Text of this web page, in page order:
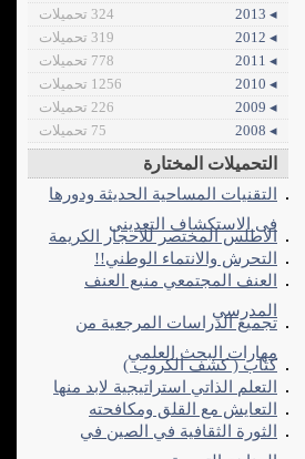
◂ 2013
324 تحميلات
◂ 2012
319 تحميلات
◂ 2011
778 تحميلات
◂ 2010
1256 تحميلات
◂ 2009
226 تحميلات
◂ 2008
75 تحميلات
التحميلات المختارة
التقنيات المساحية الحديثة ودورها
فى الاستكشاف التعدينى
الاطلس المختصر للاحجار الكريمة
التحرش والانتماء الوطني!!
العنف المجتمعي منبع العنف
المدرسي
تجميع الدراسات المرجعية من
مهارات البحث العلمي
كتاب ( كشف الكروب )
التعلم الذاتي استراتيجية لابد منها
التعايش مع القلق ومكافحته
الثورة الثقافية في الصين في
المناهج التربوية